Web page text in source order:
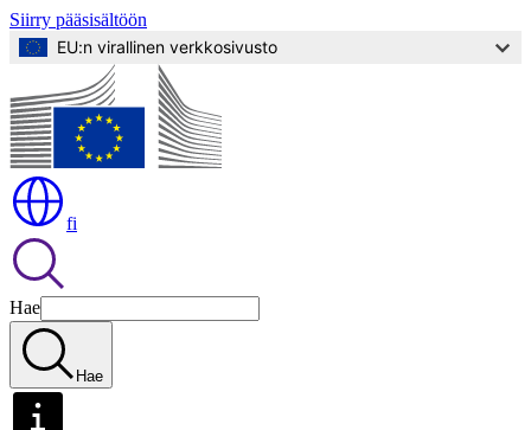
Siirry pääsisältöön
EU:n virallinen verkkosivusto
fi
Hae
Hae